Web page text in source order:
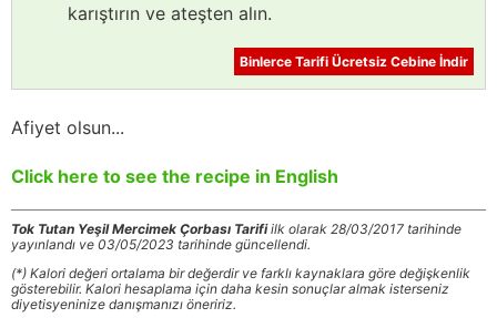
karıştırın ve ateşten alın.
Binlerce Tarifi Ücretsiz Cebine İndir
Afiyet olsun...
Click here to see the recipe in English
Tok Tutan Yeşil Mercimek Çorbası Tarifiilk olarak 28/03/2017 tarihinde
yayınlandı ve 03/05/2023 tarihinde güncellendi.
(*) Kalori değeri ortalama bir değerdir ve farklı kaynaklara göre değişkenlik
gösterebilir. Kalori hesaplama için daha kesin sonuçlar almak isterseniz
diyetisyeninize danışmanızı öneririz.